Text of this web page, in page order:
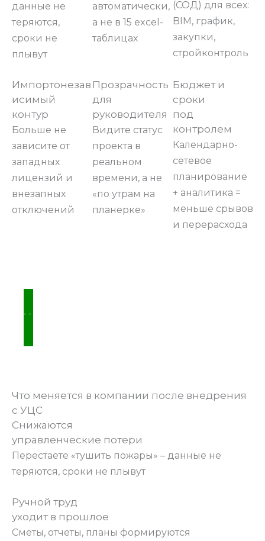
данные не
теряются,
сроки не
плывут
автоматически,
а не в 15 excel-
таблицах
(СОД) для всех:
BIM, график,
закупки,
стройконтроль
Импортонезав
исимый
контур
Больше не
зависите от
западных
лицензий и
внезапных
отключений
Прозрачность
для
руководителя
Видите статус
проекта в
реальном
времени, а не
«по утрам на
планерке»
Бюджет и
сроки
под
контролем
Календарно-
сетевое
планирование
+ аналитика =
меньше срывов
и перерасхода
ХОЧУ ТАКЖЕ
Что меняется в компании после внедрения
с УЦС
Снижаются
управленческие потери
Перестаете «тушить пожары» – данные не
теряются, сроки не плывут
Ручной труд
уходит в прошлое
Сметы, отчеты, планы формируются